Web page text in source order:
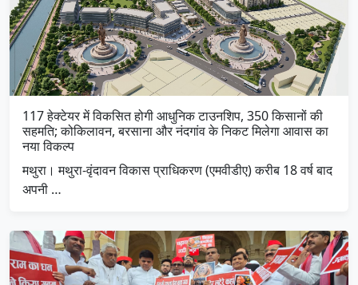
117 हेक्टेयर में विकसित होगी आधुनिक टाउनशिप, 350 किसानों की
सहमति; कोकिलावन, बरसाना और नंदगांव के निकट मिलेगा आवास का
नया विकल्प
मथुरा। मथुरा-वृंदावन विकास प्राधिकरण (एमवीडीए) करीब 18 वर्ष बाद
अपनी …